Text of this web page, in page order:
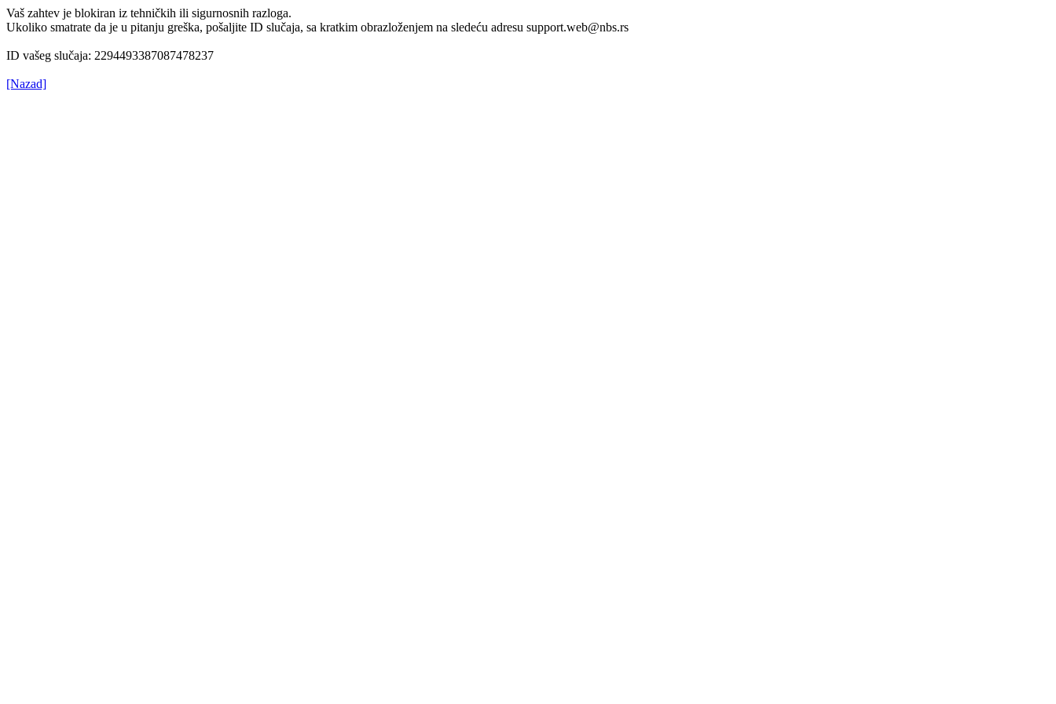
Vaš zahtev je blokiran iz tehničkih ili sigurnosnih razloga.
Ukoliko smatrate da je u pitanju greška, pošaljite ID slučaja, sa kratkim obrazloženjem na sledeću adresu support.web@nbs.rs
ID vašeg slučaja: 2294493387087478237
[Nazad]